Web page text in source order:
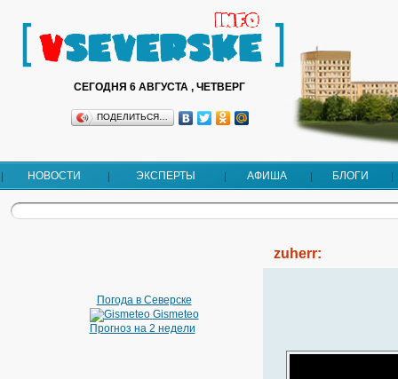
СЕГОДНЯ 6 АВГУСТА , ЧЕТВЕРГ
ПОДЕЛИТЬСЯ…
НОВОСТИ ЭКСПЕРТЫ АФИША БЛОГИ
Погода в Северске
Gismeteo
Прогноз на 2 недели
zuherr: